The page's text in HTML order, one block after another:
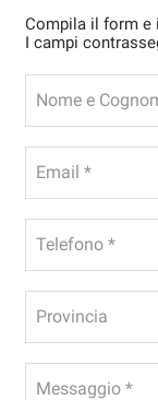
Compila il form e
I campi
Nome e
Email *
Telefono *
Provincia
Messaggio *